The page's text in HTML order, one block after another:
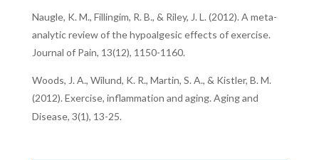
Naugle, K. M., Fillingim, R. B., & Riley, J. L. (2012). A meta-
analytic review of the hypoalgesic effects of exercise.
Journal of Pain, 13(12), 1150-1160.
Woods, J. A., Wilund, K. R., Martin, S. A., & Kistler, B. M.
(2012). Exercise, inflammation and aging. Aging and
Disease, 3(1), 13-25.